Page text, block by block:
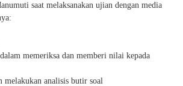
saat melaksanakan ujian dengan media
memeriksa dan memberi nilai kepada
melakukan analisis butir soal